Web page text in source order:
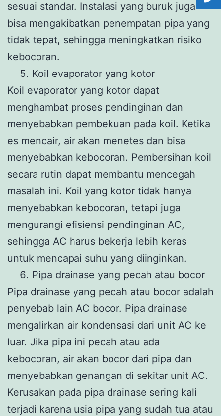
sesuai standar. Instalasi yang buruk juga
bisa mengakibatkan penempatan pipa yang
tidak tepat, sehingga meningkatkan risiko
kebocoran.
Koil evaporator yang kotor
Koil evaporator yang kotor dapat
menghambat proses pendinginan dan
menyebabkan pembekuan pada koil. Ketika
es mencair, air akan menetes dan bisa
menyebabkan kebocoran. Pembersihan koil
secara rutin dapat membantu mencegah
masalah ini. Koil yang kotor tidak hanya
menyebabkan kebocoran, tetapi juga
mengurangi efisiensi pendinginan AC,
sehingga AC harus bekerja lebih keras
untuk mencapai suhu yang diinginkan.
Pipa drainase yang pecah atau bocor
Pipa drainase yang pecah atau bocor adalah
penyebab lain AC bocor. Pipa drainase
mengalirkan air kondensasi dari unit AC ke
luar. Jika pipa ini pecah atau ada
kebocoran, air akan bocor dari pipa dan
menyebabkan genangan di sekitar unit AC.
Kerusakan pada pipa drainase sering kali
terjadi karena usia pipa yang sudah tua atau